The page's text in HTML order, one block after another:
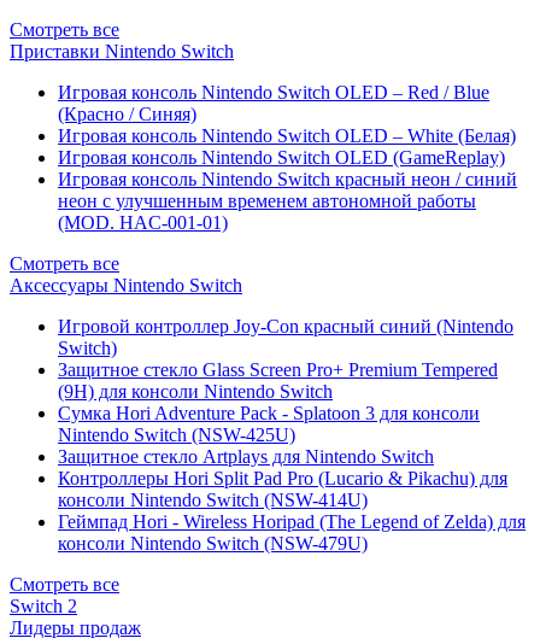
Смотреть все
Приставки Nintendo Switch
Игровая консоль Nintendo Switch OLED – Red / Blue
(Красно / Синяя)
Игровая консоль Nintendo Switch OLED – White (Белая)
Игровая консоль Nintendo Switch OLED (GameReplay)
Игровая консоль Nintendo Switch красный неон / синий
неон с улучшенным временем автономной работы
(MOD. HAC-001-01)
Смотреть все
Аксессуары Nintendo Switch
Игровой контроллер Joy-Con красный синий (Nintendo
Switch)
Защитное стекло Glass Screen Pro+ Premium Tempered
(9H) для консоли Nintendo Switch
Сумка Hori Adventure Pack - Splatoon 3 для консоли
Nintendo Switch (NSW-425U)
Защитное стекло Artplays для Nintendo Switch
Контроллеры Hori Split Pad Pro (Lucario & Pikachu) для
консоли Nintendo Switch (NSW-414U)
Геймпад Hori - Wireless Horipad (The Legend of Zelda) для
консоли Nintendo Switch (NSW-479U)
Смотреть все
Switch 2
Лидеры продаж